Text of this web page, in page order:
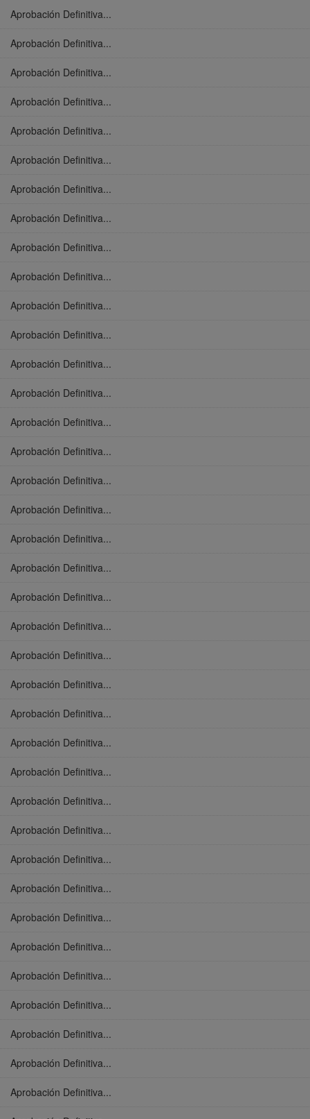
Aprobación Definitiva...
Aprobación Definitiva...
Aprobación Definitiva...
Aprobación Definitiva...
Aprobación Definitiva...
Aprobación Definitiva...
Aprobación Definitiva...
Aprobación Definitiva...
Aprobación Definitiva...
Aprobación Definitiva...
Aprobación Definitiva...
Aprobación Definitiva...
Aprobación Definitiva...
Aprobación Definitiva...
Aprobación Definitiva...
Aprobación Definitiva...
Aprobación Definitiva...
Aprobación Definitiva...
Aprobación Definitiva...
Aprobación Definitiva...
Aprobación Definitiva...
Aprobación Definitiva...
Aprobación Definitiva...
Aprobación Definitiva...
Aprobación Definitiva...
Aprobación Definitiva...
Aprobación Definitiva...
Aprobación Definitiva...
Aprobación Definitiva...
Aprobación Definitiva...
Aprobación Definitiva...
Aprobación Definitiva...
Aprobación Definitiva...
Aprobación Definitiva...
Aprobación Definitiva...
Aprobación Definitiva...
Aprobación Definitiva...
Aprobación Definitiva...